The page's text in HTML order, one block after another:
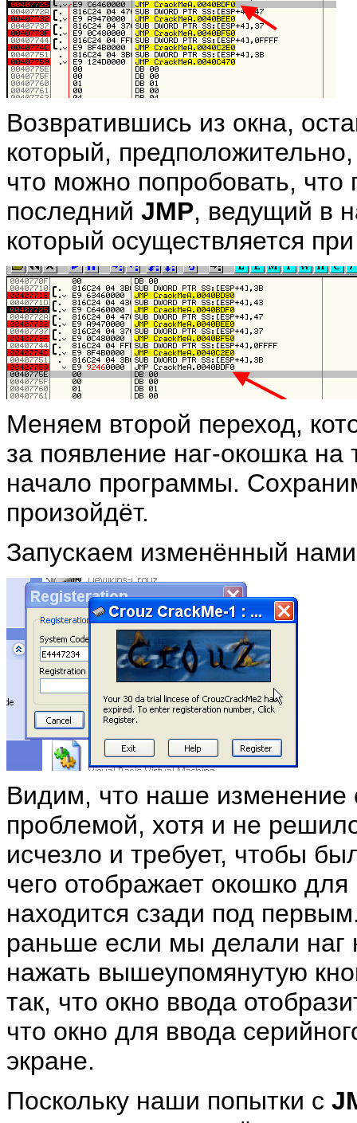
Возвратившись из окна,
который,
что можно попробовать,
последний JMP, ведущий в
который осуществляется
Меняем второй переход,
за появление наг-окошка
начало программы.
произойдёт.
Запускаем изменённый
Видим, что наше изменение
проблемой, хотя и не
исчезло и требует, чтобы
чего отображает окошко
находится сзади под
раньше если мы делали
нажать вышеупомянутую
так, что окно ввода
что окно для ввода
экране.
Поскольку наши попытки с